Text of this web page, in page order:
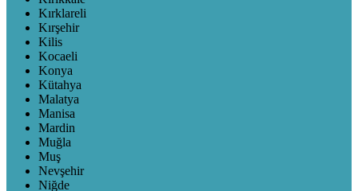
Kırklareli
Kırşehir
Kilis
Kocaeli
Konya
Kütahya
Malatya
Manisa
Mardin
Muğla
Muş
Nevşehir
Niğde